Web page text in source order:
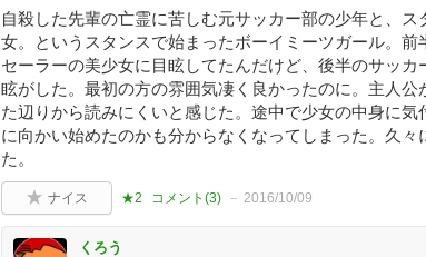
自殺した先輩の亡霊に苦しむ元サッカー部の少年と、
女。というスタンスで始まったボーイミーツガール。
セーラーの美少女に目眩してたんだけど、後半のサッカ
眩がした。最初の方の雰囲気凄く良かったのに。主人公
た辺りから読みにくいと感じた。途中で少女の中身に気
に向かい始めたのかも分からなくなってしまった。久
た。
ナイス ★2 コメント(3) 2016/10/09
くろう